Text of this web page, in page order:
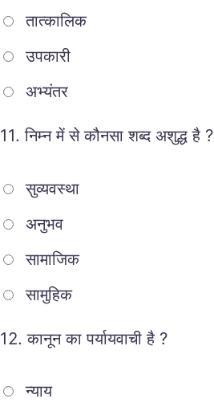
तात्कालिक
उपकारी
अभ्यंतर
11.निम्न में से कौनसा शब्द अशुद्ध है ?
सुव्यवस्था
अनुभव
सामाजिक
सामुहिक
12.कानून का पर्यायवाची है ?
न्याय